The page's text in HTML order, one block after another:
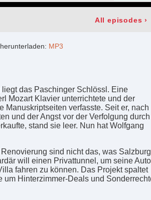
All episodes ›
MP3
das Paschinger Schlössl. Eine
Mozart Klavier unterrichtete und der
Manuskriptseiten verfasste. Seit er, nach
und der Angst vor der Verfolgung durch
stand sie leer. Nun hat Wolfgang
sind nicht das, was Salzburg
will einen Privattunnel, um seine
fahren zu können. Das Projekt spaltet
um Hinterzimmer-Deals und